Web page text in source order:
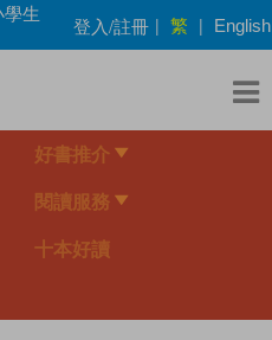
學生
登入/註冊 | 繁 | English
好書推介
閱讀服務
十本好讀